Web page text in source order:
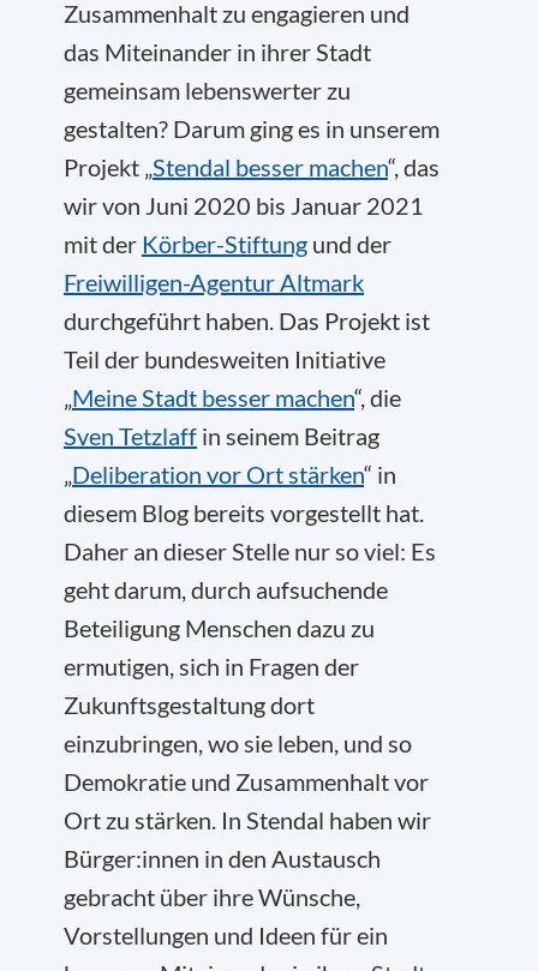
Zusammenhalt zu engagieren und
das Miteinander in ihrer Stadt
gemeinsam lebenswerter zu
gestalten? Darum ging es in unserem
Projekt „Stendal besser machen“, das
wir von Juni 2020 bis Januar 2021
mit der Körber-Stiftung und der
Freiwilligen-Agentur Altmark
durchgeführt haben. Das Projekt ist
Teil der bundesweiten Initiative
„Meine Stadt besser machen“, die
Sven Tetzlaff in seinem Beitrag
„Deliberation vor Ort stärken“ in
diesem Blog bereits vorgestellt hat.
Daher an dieser Stelle nur so viel: Es
geht darum, durch aufsuchende
Beteiligung Menschen dazu zu
ermutigen, sich in Fragen der
Zukunftsgestaltung dort
einzubringen, wo sie leben, und so
Demokratie und Zusammenhalt vor
Ort zu stärken. In Stendal haben wir
Bürger:innen in den Austausch
gebracht über ihre Wünsche,
Vorstellungen und Ideen für ein